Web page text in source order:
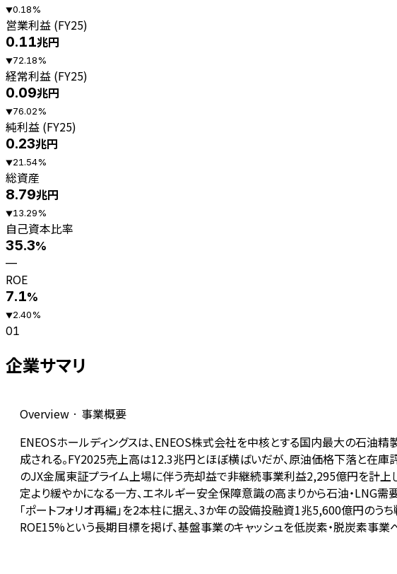
▼0.18%
営業利益 (FY25)
0.11兆円
▼72.18%
経常利益 (FY25)
0.09兆円
▼76.02%
純利益 (FY25)
0.23兆円
▼21.54%
総資産
8.79兆円
▼13.29%
自己資本比率
35.3%
—
ROE
7.1%
▼2.40%
01
企業サマリ
Overview · 事業概要
ENEOSホールディングスは、ENEOS株式会社を中核とする国内最大の石油精
成される。FY2025売上高は12.3兆円とほぼ横ばいだが、原油価格下落と在
のJX金属東証プライム上場に伴う売却益で非継続事業利益2,295億円を計上
定より緩やかになる一方、エネルギー安全保障意識の高まりから石油・LNG
「ポートフォリオ再編」を2本柱に据え、3か年の設備投融資1兆5,600億円の
ROE15%という長期目標を掲げ、基盤事業のキャッシュを低炭素・脱炭素事業